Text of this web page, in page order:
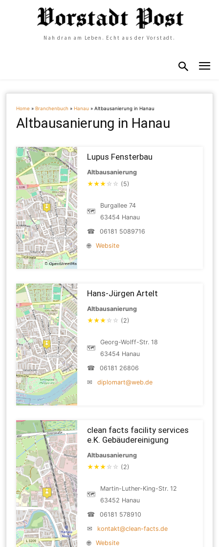
Nah dran am Leben. Echt aus der Vorstadt.
Home »Branchenbuch »Hanau »Altbausanierung in Hanau
Altbausanierung in Hanau
Lupus Fensterbau
Altbausanierung
★★★ ☆ ☆ (5)
🗺
Burgallee 74
63454 Hanau
☎
06181 5089716
🌐
Website
Hans-Jürgen Artelt
Altbausanierung
★★★ ☆ ☆ (2)
🗺
Georg-Wolff-Str. 18
63454 Hanau
☎
06181 26806
✉
diplomart@web.de
clean facts facility services
e.K. Gebäudereinigung
Altbausanierung
★★★ ☆ ☆ (2)
🗺
Martin-Luther-King-Str. 12
63452 Hanau
☎
06181 578910
✉
kontakt@clean-facts.de
🌐
Website